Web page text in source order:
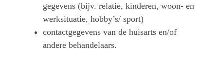
gegevens (bijv. relatie, kinderen, woon- en
werksituatie, hobby’s/ sport)
contactgegevens van de huisarts en/of
andere behandelaars.